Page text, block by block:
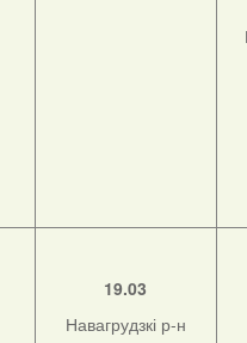
19.03
Навагрудзкі р-н